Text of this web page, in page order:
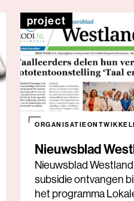
project
Nieuwsblad
Nieuwsblad
subsidie ontvangen
het programma